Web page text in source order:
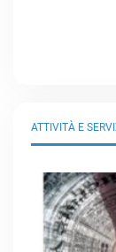
ATTIVITÀ E